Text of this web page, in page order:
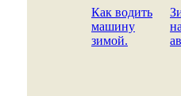
Как водить
машину
зимой.